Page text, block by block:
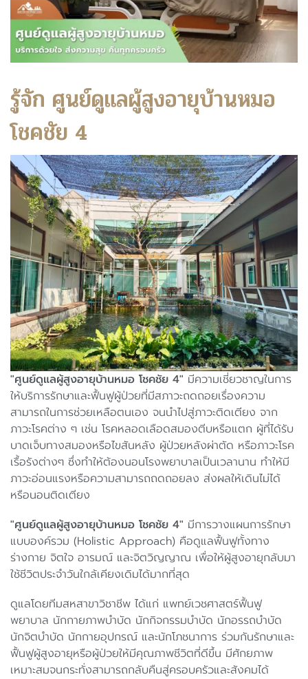
รู้จัก ศูนย์ดูแลผู้สูงอายุบ้านหมอ
โชคชัย 4
"ศูนย์ดูแลผู้สูงอายุบ้านหมอ โชคชัย 4" มีความเชี่ยวชาญในการ
ให้บริการรักษาและฟื้นฟูผู้ป่วยที่มีสภาวะถดถอยเรื่องความ
สามารถในการช่วยเหลือตนเอง จนนำไปสู่ภาวะติดเตียง จาก
ภาวะโรคต่าง ๆ เช่น โรคหลอดเลือดสมองตีบหรือแตก ผู้ที่ได้รับ
บาดเจ็บทางสมองหรือไขสันหลัง ผู้ป่วยหลังผ่าตัด หรือภาวะโรค
เรื้อรังต่างๆ ซึ่งทำให้ต้องนอนโรงพยาบาลเป็นเวลานาน ทำให้มี
ภาวะอ่อนแรงหรือความสามารถถดถอยลง ส่งผลให้เดินไม่ได้
หรือนอนติดเตียง
"ศูนย์ดูแลผู้สูงอายุบ้านหมอ โชคชัย 4" มีการวางแผนการรักษา
แบบองค์รวม (Holistic Approach) คือดูแลฟื้นฟูทั้งทาง
ร่างกาย จิตใจ อารมณ์ และจิตวิญญาณ เพื่อให้ผู้สูงอายุกลับมา
ใช้ชีวิตประจำวันใกล้เคียงเดิมได้มากที่สุด
ดูแลโดยทีมสหสาขาวิชาชีพ ได้แก่ แพทย์เวชศาสตร์ฟื้นฟู
พยาบาล นักกายภาพบำบัด นักกิจกรรมบำบัด นักอรรถบำบัด
นักจิตบำบัด นักกายอุปกรณ์ และนักโภชนาการ ร่วมกันรักษาและ
ฟื้นฟูผู้สูงอายุหรือผู้ป่วยให้มีคุณภาพชีวิตที่ดีขึ้น มีศักยภาพ
เหมาะสมจนกระทั่งสามารถกลับคืนสู่ครอบครัวและสังคมได้